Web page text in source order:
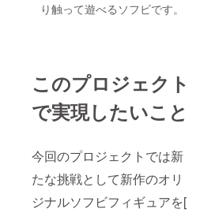
り触って遊べるソフビです。
このプロジェクト
で実現したいこと
今回のプロジェクトでは新
たな挑戦として新作のオリ
ジナルソフビフィギュアを[